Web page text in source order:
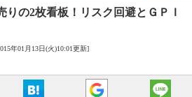
りの2枚看板！ リスク回避とＧＰＩ
年01月13日(火)10:01更新]